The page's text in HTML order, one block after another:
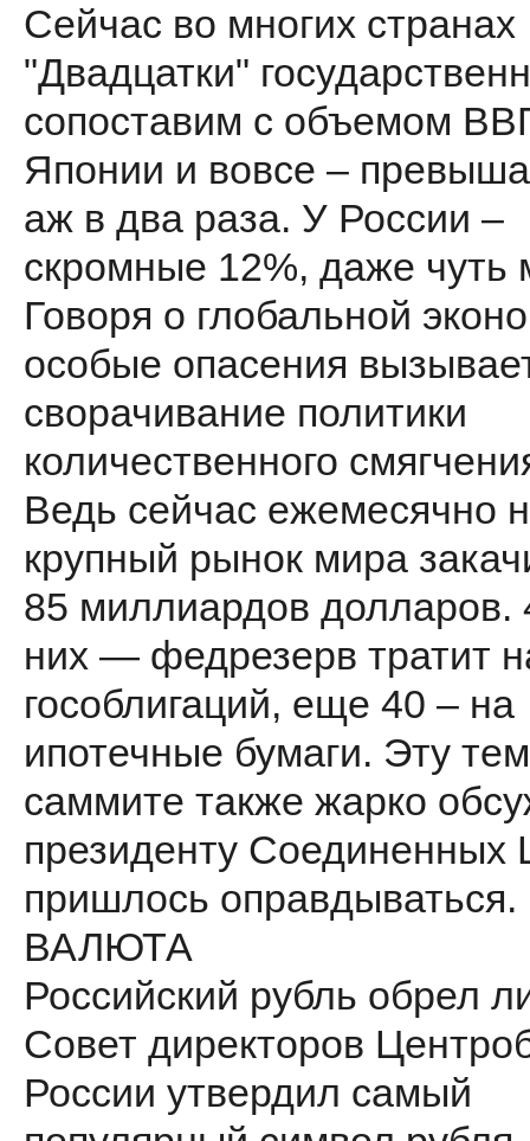
Сейчас во многих странах
"Двадцатки"
сопоставим с объемом
Японии и вовсе –
аж в два раза. У России –
скромные 12%, даже чуть
Говоря о глобальной
особые опасения
сворачивание политики
количественного
Ведь сейчас ежемесячно
крупный рынок мира
85 миллиардов долларов.
них — федрезерв тратит
гособлигаций, еще 40 – на
ипотечные бумаги. Эту
саммите также жарко
президенту Соединенных
пришлось оправдываться.
ВАЛЮТА
Российский рубль обрел
Совет директоров
России утвердил самый